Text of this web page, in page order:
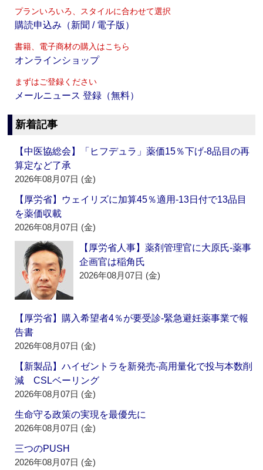
プランいろいろ、スタイルに合わせて選択
購読申込み（新聞 / 電子版）
書籍、電子商材の購入はこちら
オンラインショップ
まずはご登録ください
メールニュース 登録（無料）
新着記事
【中医協総会】「ヒフデュラ」薬価15％下げ‐8品目の再
算定など了承
2026年08月07日 (金)
【厚労省】ウェイリズに加算45％適用‐13日付で13品目
を薬価収載
2026年08月07日 (金)
【厚労省人事】薬剤管理官に大原氏‐薬事
企画官は稲角氏
2026年08月07日 (金)
【厚労省】購入希望者4％が要受診‐緊急避妊薬事業で報
告書
2026年08月07日 (金)
【新製品】ハイゼントラを新発売‐高用量化で投与本数削
減 CSLベーリング
2026年08月07日 (金)
生命守る政策の実現を最優先に
2026年08月07日 (金)
三つのPUSH
2026年08月07日 (金)